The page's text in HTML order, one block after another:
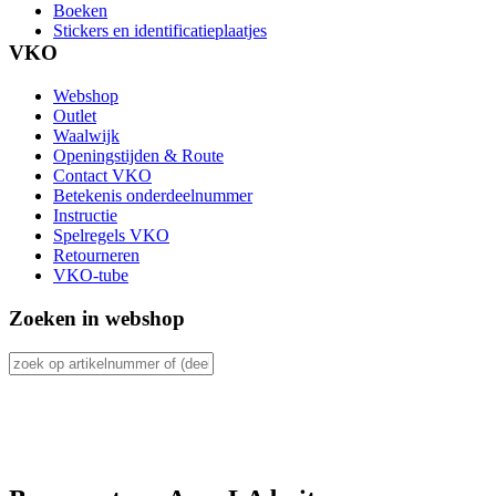
Boeken
Stickers en identificatieplaatjes
VKO
Webshop
Outlet
Waalwijk
Openingstijden & Route
Contact VKO
Betekenis onderdeelnummer
Instructie
Spelregels VKO
Retourneren
VKO-tube
Zoeken in webshop